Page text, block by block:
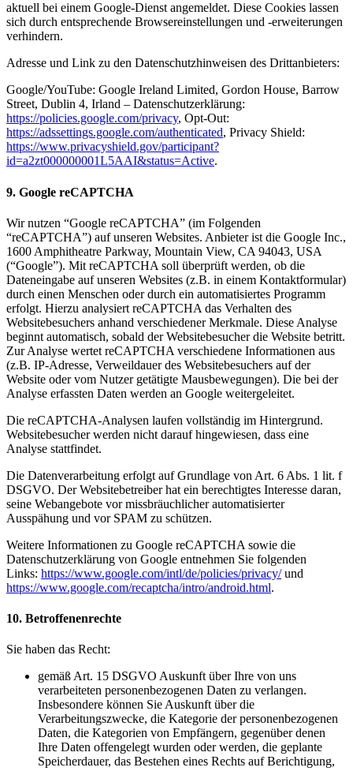
aktuell bei einem Google-Dienst angemeldet. Diese Cookies lassen
sich durch entsprechende Browsereinstellungen und -erweiterungen
verhindern.
Adresse und Link zu den Datenschutzhinweisen des Drittanbieters:
Google/YouTube: Google Ireland Limited, Gordon House, Barrow
Street, Dublin 4, Irland – Datenschutzerklärung:
https://policies.google.com/privacy, Opt-Out:
https://adssettings.google.com/authenticated, Privacy Shield:
https://www.privacyshield.gov/participant?
id=a2zt000000001L5AAI&status=Active.
9. Google reCAPTCHA
Wir nutzen “Google reCAPTCHA” (im Folgenden
“reCAPTCHA”) auf unseren Websites. Anbieter ist die Google Inc.,
1600 Amphitheatre Parkway, Mountain View, CA 94043, USA
(“Google”). Mit reCAPTCHA soll überprüft werden, ob die
Dateneingabe auf unseren Websites (z.B. in einem Kontaktformular)
durch einen Menschen oder durch ein automatisiertes Programm
erfolgt. Hierzu analysiert reCAPTCHA das Verhalten des
Websitebesuchers anhand verschiedener Merkmale. Diese Analyse
beginnt automatisch, sobald der Websitebesucher die Website betritt.
Zur Analyse wertet reCAPTCHA verschiedene Informationen aus
(z.B. IP-Adresse, Verweildauer des Websitebesuchers auf der
Website oder vom Nutzer getätigte Mausbewegungen). Die bei der
Analyse erfassten Daten werden an Google weitergeleitet.
Die reCAPTCHA-Analysen laufen vollständig im Hintergrund.
Websitebesucher werden nicht darauf hingewiesen, dass eine
Analyse stattfindet.
Die Datenverarbeitung erfolgt auf Grundlage von Art. 6 Abs. 1 lit. f
DSGVO. Der Websitebetreiber hat ein berechtigtes Interesse daran,
seine Webangebote vor missbräuchlicher automatisierter
Ausspähung und vor SPAM zu schützen.
Weitere Informationen zu Google reCAPTCHA sowie die
Datenschutzerklärung von Google entnehmen Sie folgenden
Links: https://www.google.com/intl/de/policies/privacy/und
https://www.google.com/recaptcha/intro/android.html.
10. Betroffenenrechte
Sie haben das Recht:
gemäß Art. 15 DSGVO Auskunft über Ihre von uns
verarbeiteten personenbezogenen Daten zu verlangen.
Insbesondere können Sie Auskunft über die
Verarbeitungszwecke, die Kategorie der personenbezogenen
Daten, die Kategorien von Empfängern, gegenüber denen
Ihre Daten offengelegt wurden oder werden, die geplante
Speicherdauer, das Bestehen eines Rechts auf Berichtigung,